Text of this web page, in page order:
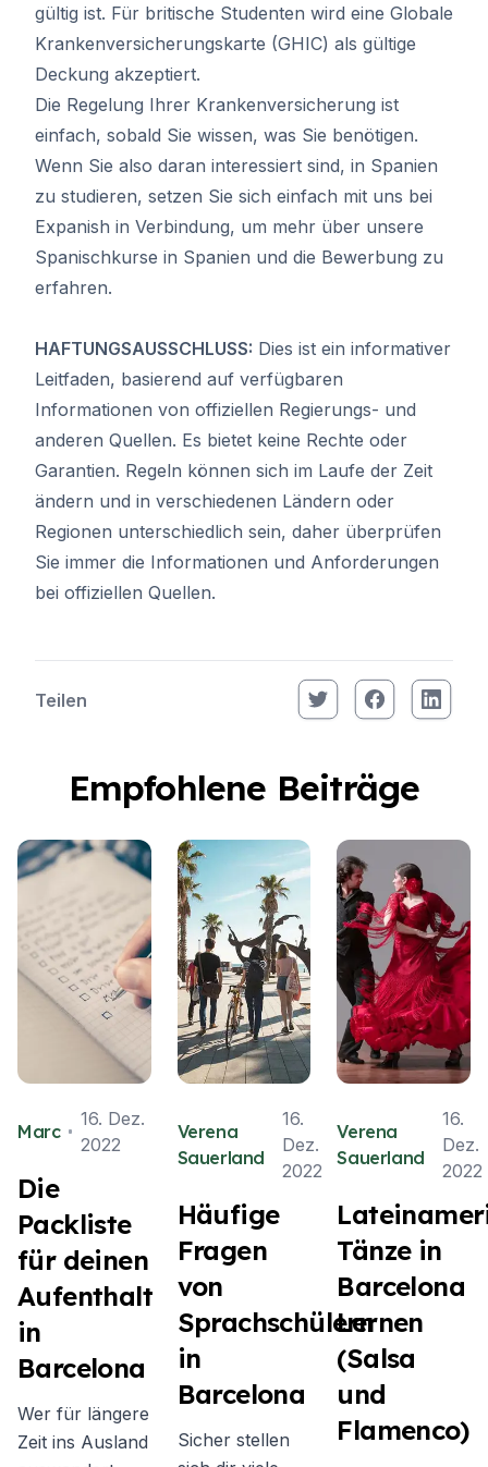
gültig ist. Für britische Studenten wird eine Globale
Krankenversicherungskarte (GHIC) als gültige
Deckung akzeptiert.
Die Regelung Ihrer Krankenversicherung ist
einfach, sobald Sie wissen, was Sie benötigen.
Wenn Sie also daran interessiert sind, in Spanien
zu studieren, setzen Sie sich einfach mit uns bei
Expanish in Verbindung, um mehr über unsere
Spanischkurse in Spanien und die Bewerbung zu
erfahren.
HAFTUNGSAUSSCHLUSS: Dies ist ein informativer
Leitfaden, basierend auf verfügbaren
Informationen von offiziellen Regierungs- und
anderen Quellen. Es bietet keine Rechte oder
Garantien. Regeln können sich im Laufe der Zeit
ändern und in verschiedenen Ländern oder
Regionen unterschiedlich sein, daher überprüfen
Sie immer die Informationen und Anforderungen
bei offiziellen Quellen.
Teilen
Empfohlene Beiträge
Marc
16. Dez.
2022
Die
Packliste
für deinen
Aufenthalt
in
Barcelona
Wer für längere
Zeit ins Ausland
Verena
Sauerland
16.
Dez.
2022
Häufige
Fragen
von
Sprachschülern
in
Barcelona
Sicher stellen
Verena
Sauerland
16.
Dez.
2022
Tänze in
Barcelona
Lernen
(Salsa
und
Flamenco)